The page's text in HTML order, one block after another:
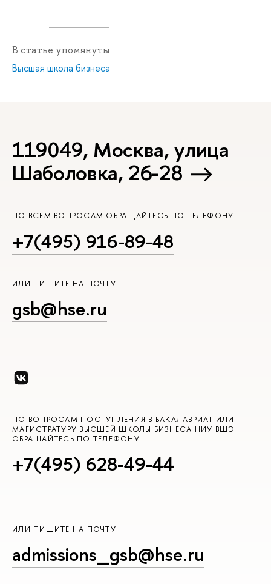
В статье упомянуты
Высшая школа бизнеса
119049, Москва, улица
Шаболовка, 26-28
ПО ВСЕМ ВОПРОСАМ ОБРАЩАЙТЕСЬ ПО ТЕЛЕФОНУ
+7(495) 916-89-48
ИЛИ ПИШИТЕ НА ПОЧТУ
gsb@hse.ru
ПО ВОПРОСАМ ПОСТУПЛЕНИЯ В БАКАЛАВРИАТ ИЛИ
МАГИСТРАТУРУ ВЫСШЕЙ ШКОЛЫ БИЗНЕСА НИУ ВШЭ
ОБРАЩАЙТЕСЬ ПО ТЕЛЕФОНУ
+7(495) 628-49-44
ИЛИ ПИШИТЕ НА ПОЧТУ
admissions_gsb@hse.ru